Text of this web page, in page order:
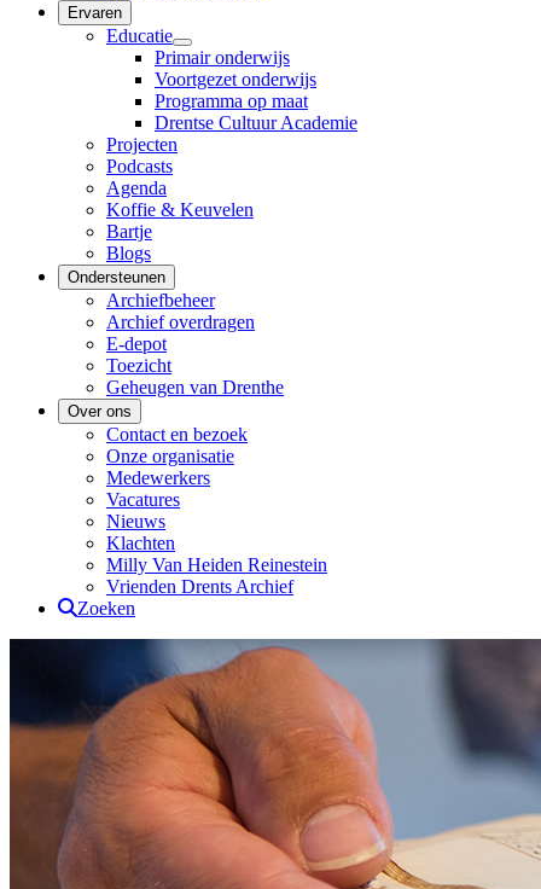
Ervaren
Educatie
Primair onderwijs
Voortgezet onderwijs
Programma op maat
Drentse Cultuur Academie
Projecten
Podcasts
Agenda
Koffie & Keuvelen
Bartje
Blogs
Ondersteunen
Archiefbeheer
Archief overdragen
E-depot
Toezicht
Geheugen van Drenthe
Over ons
Contact en bezoek
Onze organisatie
Medewerkers
Vacatures
Nieuws
Klachten
Milly Van Heiden Reinestein
Vrienden Drents Archief
Zoeken
Drents Archief